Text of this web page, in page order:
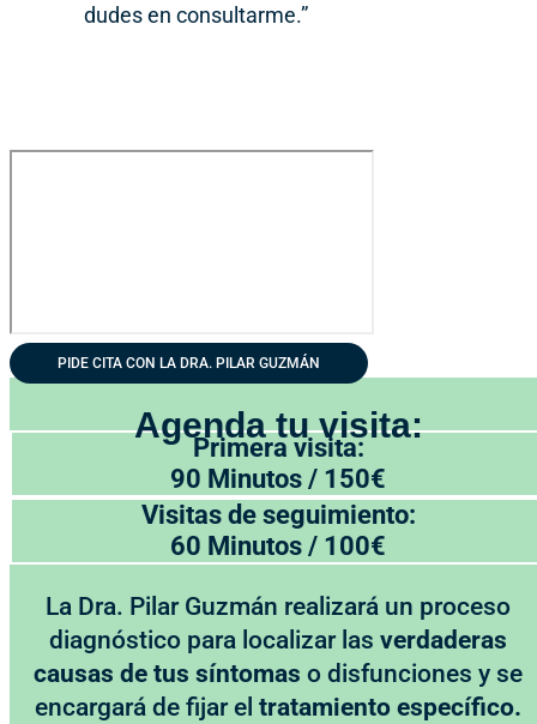
dudes en consultarme.”
PIDE CITA CON LA DRA. PILAR GUZMÁN
Agenda tu visita:
Primera visita:
90 Minutos / 150€
Visitas de seguimiento:
60 Minutos / 100€
La Dra. Pilar Guzmán realizará un proceso
diagnóstico para localizar las verdaderas
causas de tus síntomas o disfunciones y se
encargará de fijar el tratamiento específico.